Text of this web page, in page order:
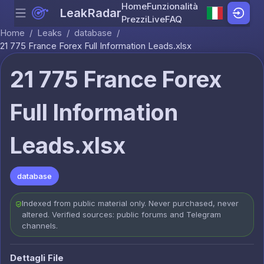
Skip to content
Menu LeakRadarHomeFunzionalità
PrezziLiveFAQ
Home / Leaks / database /
21 775 France Forex Full Information Leads.xlsx
21 775 France Forex
Full Information
Leads.xlsx
database
Indexed from public material only. Never purchased, never
altered. Verified sources: public forums and Telegram
channels.
Dettagli File